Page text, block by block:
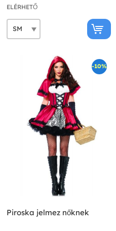
ELÉRHETŐ
-10%
Piroska jelmez nőknek